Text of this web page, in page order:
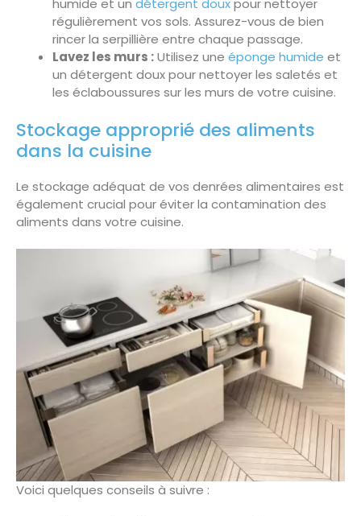
humide et un détergent douxpour nettoyer
régulièrement vos sols. Assurez-vous de bien
rincer la serpillière entre chaque passage.
Lavez les murs :Utilisez une éponge humide et
un détergent doux pour nettoyer les saletés et
les éclaboussures sur les murs de votre cuisine.
Stockage approprié des aliments
dans la cuisine
Le stockage adéquat de vos denrées alimentaires est
également crucial pour éviter la contamination des
aliments dans votre cuisine.
Voici quelques conseils à suivre :